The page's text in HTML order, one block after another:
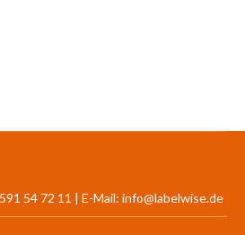
54 72 11 | E-Mail: info@labelwise.de